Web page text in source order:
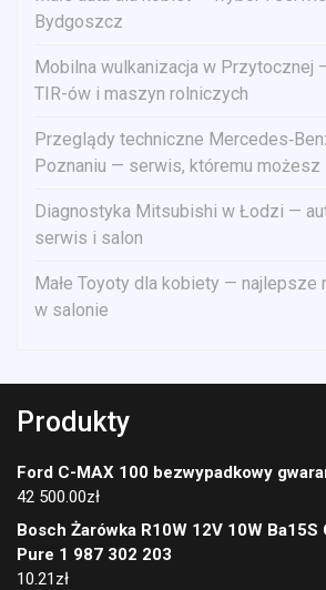
Bydgoszcz
Mobilna wulkanizacja w Przytocznej
TIR-ów i maszyn rolniczych
Przeglądy techniczne
Poznaniu — serwis, któremu możesz
Diagnostyka Mitsubishi w Łodzi —
serwis i salon
Małe Toyoty dla kobiety —
w salonie
Produkty
Ford C-MAX 100 bezwypadkowy
42 500.00zł
Bosch Żarówka R10W 12V 10W Ba15S
Pure 1 987 302 203
10.21 zł